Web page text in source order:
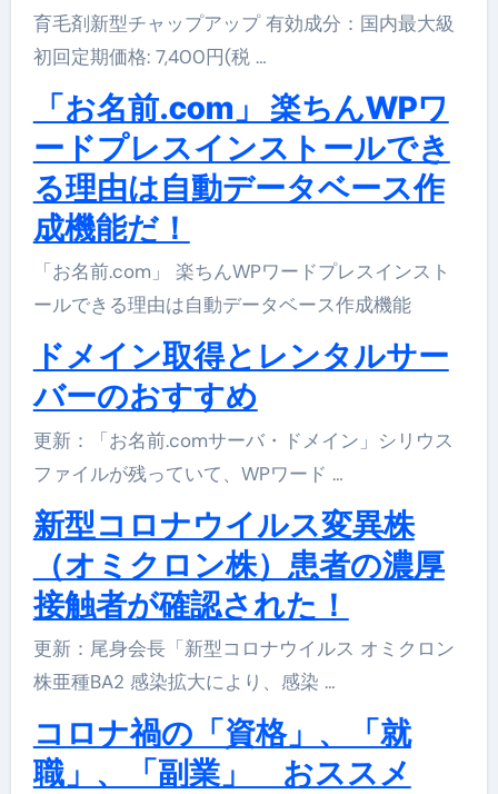
育毛剤新型チャップアップ 有効成分：国内最大級
初回定期価格: 7,400円(税 …
「お名前.com」 楽ちんWPワ
ードプレスインストールでき
る理由は自動データベース作
成機能だ！
「お名前.com」 楽ちんWPワードプレスインスト
ールできる理由は自動データベース作成機能
ドメイン取得とレンタルサー
バーのおすすめ
更新：「お名前.comサーバ・ドメイン」シリウス
ファイルが残っていて、WPワード …
新型コロナウイルス変異株
（オミクロン株）患者の濃厚
接触者が確認された！
更新：尾身会長「新型コロナウイルス オミクロン
株亜種BA2 感染拡大により、感染 …
コロナ禍の「資格」、「就
職」、「副業」 おススメ